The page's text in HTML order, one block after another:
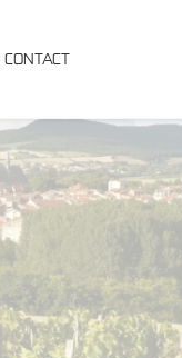
CONTACT